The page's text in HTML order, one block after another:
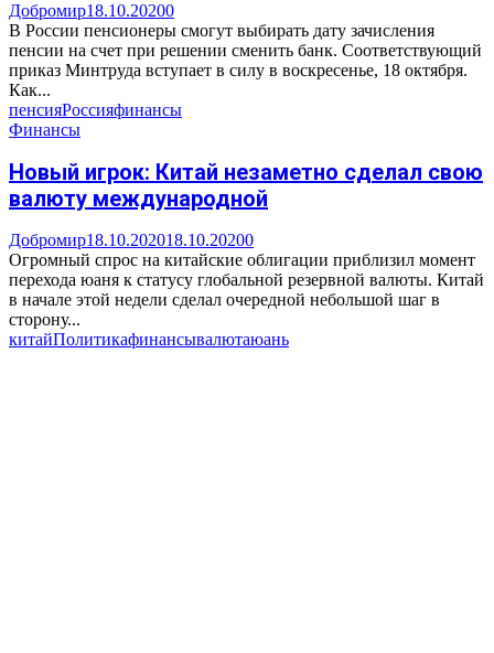
Добромир18.10.20200
В России пенсионеры смогут выбирать дату зачисления
пенсии на счет при решении сменить банк. Соответствующий
приказ Минтруда вступает в силу в воскресенье, 18 октября.
Как...
пенсияРоссияфинансы
Финансы
Новый игрок: Китай незаметно сделал свою
валюту международной
Добромир18.10.202018.10.20200
Огромный спрос на китайские облигации приблизил момент
перехода юаня к статусу глобальной резервной валюты. Китай
в начале этой недели сделал очередной небольшой шаг в
сторону...
китайПолитикафинансывалютаюань